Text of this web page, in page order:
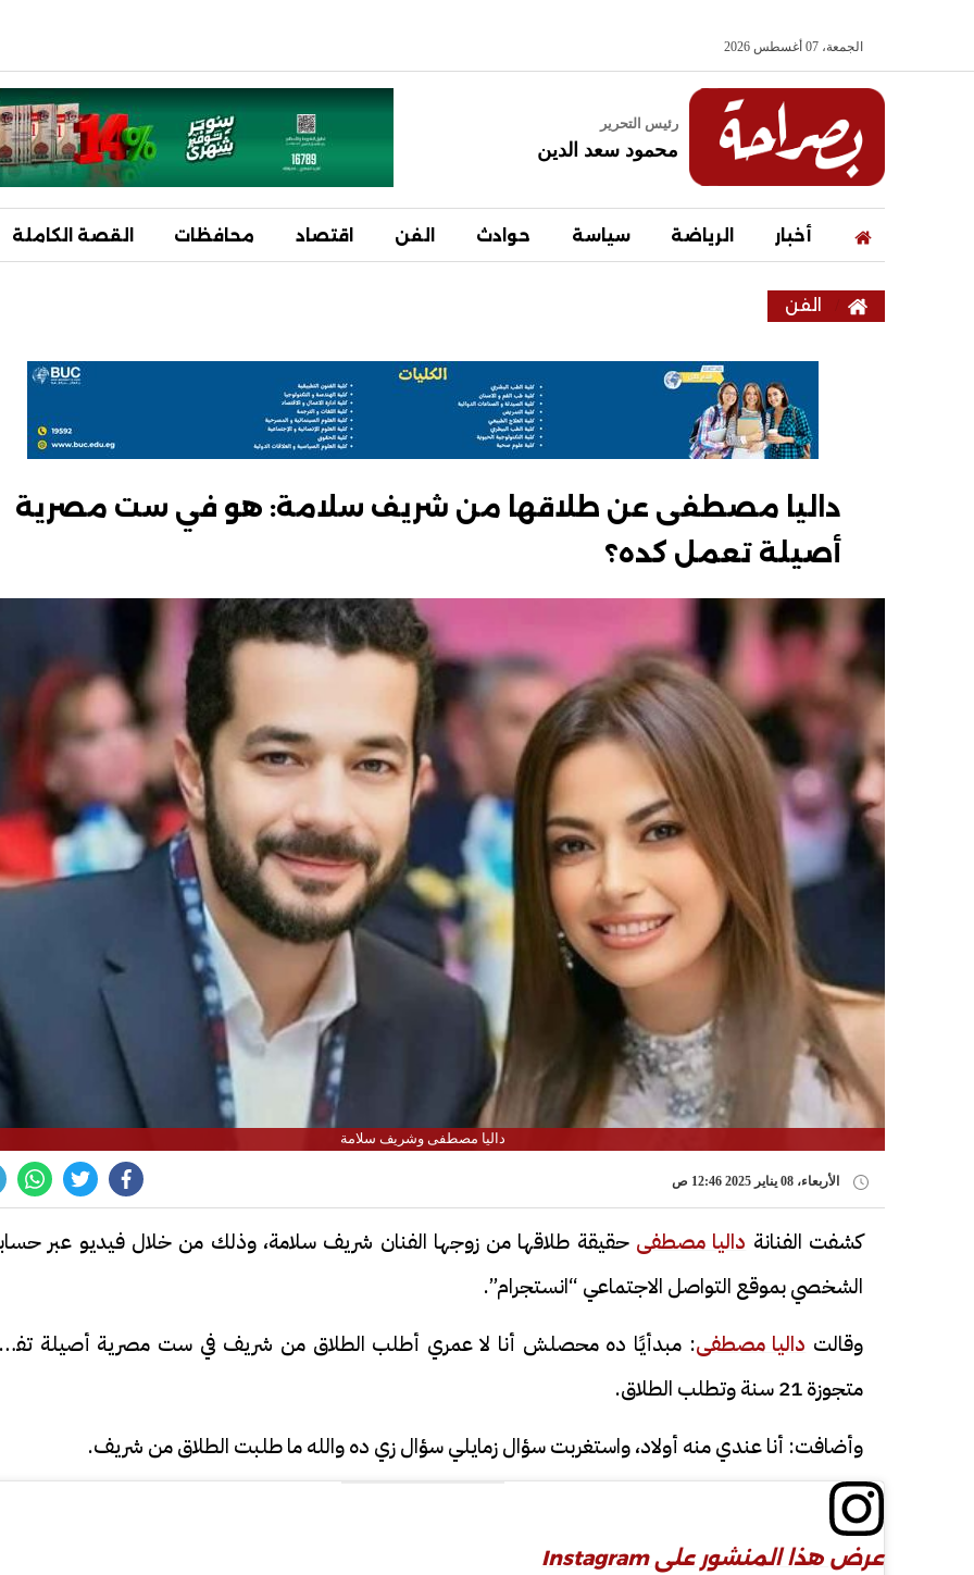
الجمعة، 07 أغسطس 2026
رئيس التحرير
محمود سعد الدين
أخبار الرياضة سياسة حوادث الفن اقتصاد محافظات القصة الكاملة
الفن
داليا مصطفى عن طلاقها من شريف سلامة: هو في ست مصرية
أصيلة تعمل كده؟
داليا مصطفى وشريف سلامة
الأربعاء، 08 يناير 2025 12:46 ص
كشفت الفنانة داليا مصطفى حقيقة طلاقها من زوجها الفنان شريف سلامة، وذلك من خلال فيديو عبر
الشخصي بموقع التواصل الاجتماعي “انستجرام”.
وقالت داليا مصطفى: مبدأيًا ده محصلش أنا لا عمري أطلب الطلاق من شريف في ست مصرية أصيلة
متجوزة 21 سنة وتطلب الطلاق.
وأضافت: أنا عندي منه أولاد، واستغربت سؤال زمايلي سؤال زي ده والله ما طلبت الطلاق من شريف.
عرض هذا المنشور على Instagram